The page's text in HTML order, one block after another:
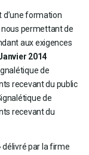
d’une formation
nous permettant de
aux exigences
2014
de
recevant du public
de
recevant du
délivré par la firme